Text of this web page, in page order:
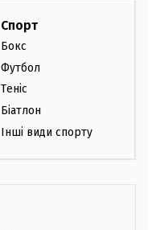
Спорт
Бокс
Футбол
Теніс
Біатлон
Інші види спорту